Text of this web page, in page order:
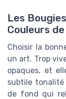
Les
Couleurs
Choisir la
un art. Trop
opaques, et
subtile
de fond qui